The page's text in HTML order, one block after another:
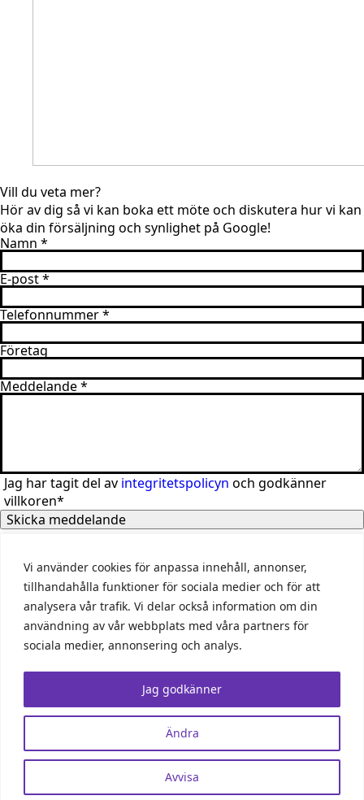
Vi använder cookies för anpassa innehåll, annonser,
tillhandahålla funktioner för sociala medier och för att
analysera vår trafik. Vi delar också information om din
användning av vår webbplats med våra partners för
sociala medier, annonsering och analys.
Ändra
Avvisa
Jag godkänner
Vill du veta mer?
Hör av dig så vi kan boka ett möte och diskutera hur vi kan
öka din försäljning och synlighet på Google!
Namn *
E-post*
Telefonnummer*
Företag
Meddelande*
Jag har tagit del av integritetspolicyn och godkänner
villkoren*
Skicka meddelande
Tjänster
Digital MarknadsföringGoogle AdsSEO
First Vision
KontaktIntegritetspolicy
Kontakt
010 – 585 4008
556963-4099
KUNGSGATAN 6